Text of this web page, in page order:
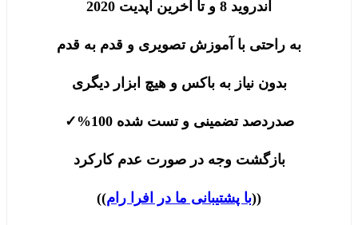
آندروید 8 و تا آخرین آپدیت 2020
به راحتی با آموزش تصویری و قدم به قدم
بدون نیاز به باکس و هیچ ابزار دیگری
صدردصد تضمینی و تست شده 100% ✓
بازگشت وجه در صورت عدم کارکرد
((با پشتیبانی ما در افرا رام))